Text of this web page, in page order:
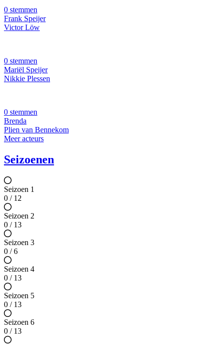
0 stemmen
Frank Speijer
Victor Löw
0 stemmen
Mariël Speijer
Nikkie Plessen
0 stemmen
Brenda
Plien van Bennekom
Meer acteurs
Seizoenen
Seizoen 1
0 / 12
Seizoen 2
0 / 13
Seizoen 3
0 / 6
Seizoen 4
0 / 13
Seizoen 5
0 / 13
Seizoen 6
0 / 13